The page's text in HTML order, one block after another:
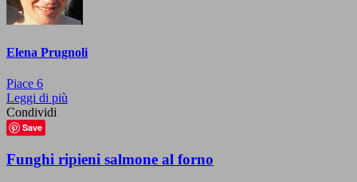
Elena Prugnoli
Piace 6
Leggi di più
Condividi
Save
Funghi ripieni salmone al forno